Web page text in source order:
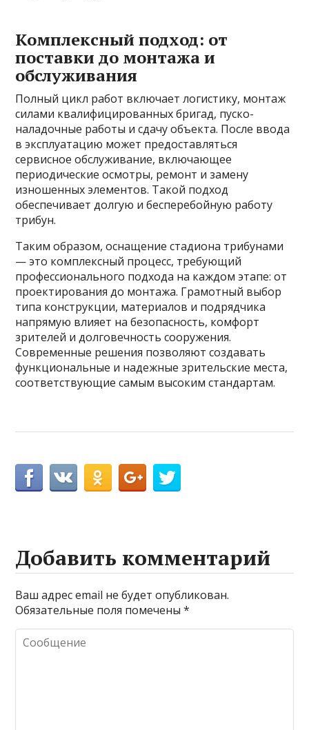
Комплексный подход: от
поставки до монтажа и
обслуживания
Полный цикл работ включает логистику, монтаж
силами квалифицированных бригад, пуско-
наладочные работы и сдачу объекта. После ввода
в эксплуатацию может предоставляться
сервисное обслуживание, включающее
периодические осмотры, ремонт и замену
изношенных элементов. Такой подход
обеспечивает долгую и бесперебойную работу
трибун.
Таким образом, оснащение стадиона трибунами
— это комплексный процесс, требующий
профессионального подхода на каждом этапе: от
проектирования до монтажа. Грамотный выбор
типа конструкции, материалов и подрядчика
напрямую влияет на безопасность, комфорт
зрителей и долговечность сооружения.
Современные решения позволяют создавать
функциональные и надежные зрительские места,
соответствующие самым высоким стандартам.
Добавить комментарий
Ваш адрес email не будет опубликован.
Обязательные поля помечены*